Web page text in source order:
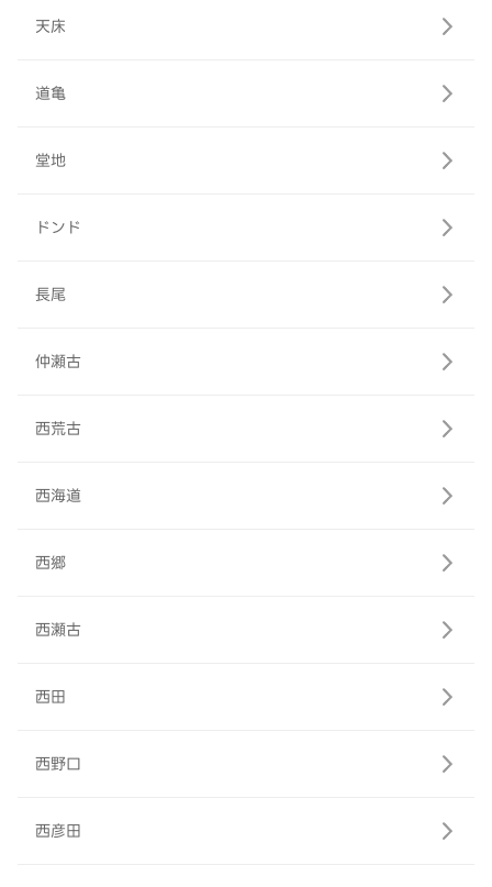
天床
道亀
堂地
ドンド
長尾
仲瀬古
西荒古
西海道
西郷
西瀬古
西田
西野口
西彦田